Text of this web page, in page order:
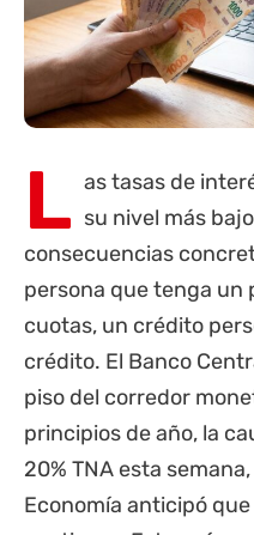
L as tasas de
su nivel más
consecuencias
persona que tenga un
cuotas, un crédito
crédito. El Banco
piso del corredor
principios de año, la
20% TNA esta
Economía anticipó